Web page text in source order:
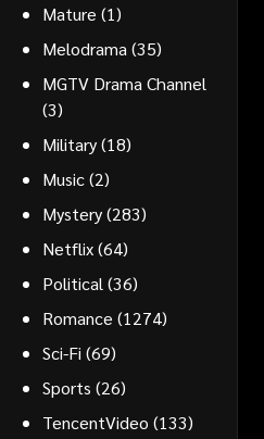
Mature (1)
Melodrama (35)
MGTV Drama Channel
(3)
Military(18)
Music(2)
Mystery(283)
Netflix(64)
Political (36)
Romance (1274)
Sci-Fi (69)
Sports (26)
TencentVideo (133)